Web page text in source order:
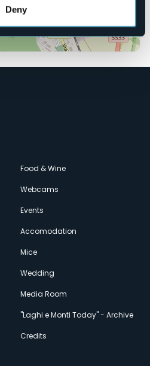
Deny
Food & Wine
Webcams
Events
Accomodation
Mice
Wedding
Media Room
"Laghi e Monti Today" - Archive
Credits